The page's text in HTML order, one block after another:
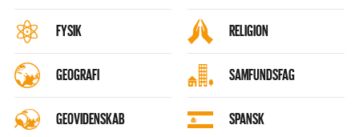
FYSIK
GEOGRAFI
GEOVIDENSKAB
RELIGION
SAMFUNDSFAG
SPANSK